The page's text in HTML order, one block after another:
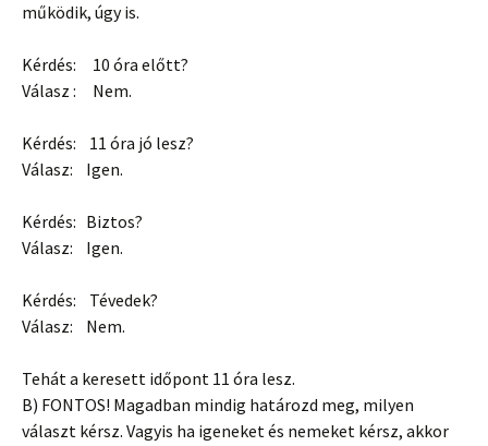
működik, úgy is.
Kérdés: 10 óra előtt?
Válasz : Nem.
Kérdés: 11 óra jó lesz?
Válasz: Igen.
Kérdés: Biztos?
Válasz: Igen.
Kérdés: Tévedek?
Válasz: Nem.
Tehát a keresett időpont 11 óra lesz.
B) FONTOS! Magadban mindig határozd meg, milyen
választ kérsz. Vagyis ha igeneket és nemeket kérsz, akkor